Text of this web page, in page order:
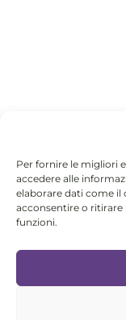
Per fornire le migliori
accedere alle
elaborare dati come
acconsentire o
funzioni.